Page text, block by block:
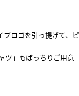
ロゴを引っ提げて、ピ
ツ」もばっちりご用意